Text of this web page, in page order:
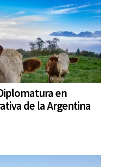
en
de la Argentina